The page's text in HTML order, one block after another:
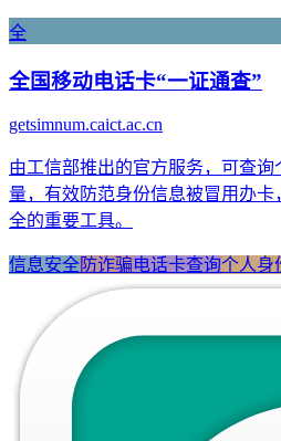
全
全国移动电话卡“一证通查”
getsimnum.caict.ac.cn
由工信部推出的官方服务，可查
量，有效防范身份信息被冒用办
全的重要工具。
信息安全防诈骗电话卡查询个人身